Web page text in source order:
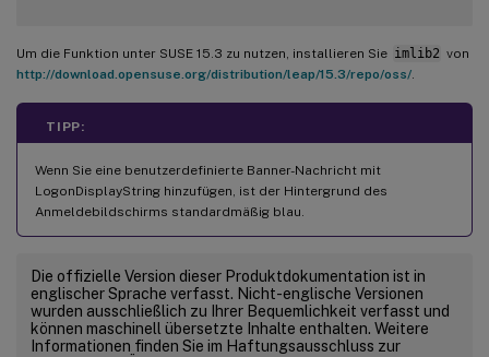
Um die Funktion unter SUSE 15.3 zu nutzen, installieren Sie imlib2 von
http://download.opensuse.org/distribution/leap/15.3/repo/oss/
TIPP:
Wenn Sie eine benutzerdefinierte Banner-Nachricht mit
LogonDisplayString hinzufügen, ist der Hintergrund des
Anmeldebildschirms standardmäßig blau.
Die offizielle Version dieser Produktdokumentation ist in
englischer Sprache verfasst. Nicht-englische Versionen
wurden ausschließlich zu Ihrer Bequemlichkeit verfasst und
können maschinell übersetzte Inhalte enthalten. Weitere
Informationen finden Sie im Haftungsausschluss zur